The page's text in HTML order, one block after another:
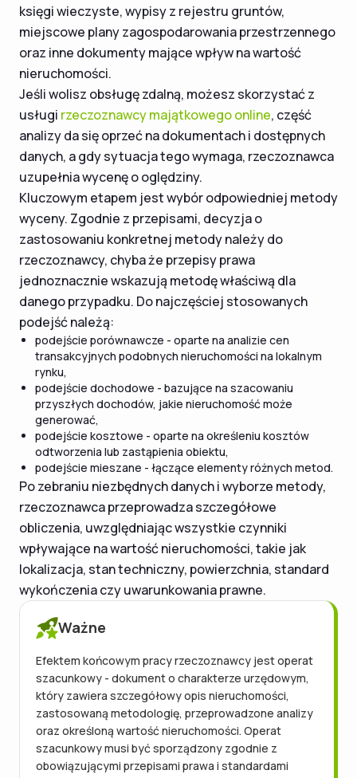
księgi wieczyste, wypisy z rejestru gruntów,
miejscowe plany zagospodarowania przestrzennego
oraz inne dokumenty mające wpływ na wartość
nieruchomości.
Jeśli wolisz obsługę zdalną, możesz skorzystać z
usługi rzeczoznawcy majątkowego online, część
analizy da się oprzeć na dokumentach i dostępnych
danych, a gdy sytuacja tego wymaga, rzeczoznawca
uzupełnia wycenę o oględziny.
Kluczowym etapem jest wybór odpowiedniej metody
wyceny. Zgodnie z przepisami, decyzja o
zastosowaniu konkretnej metody należy do
rzeczoznawcy, chyba że przepisy prawa
jednoznacznie wskazują metodę właściwą dla
danego przypadku. Do najczęściej stosowanych
podejść należą:
podejście porównawcze - oparte na analizie cen
transakcyjnych podobnych nieruchomości na lokalnym
rynku,
podejście dochodowe - bazujące na szacowaniu
przyszłych dochodów, jakie nieruchomość może
generować,
podejście kosztowe - oparte na określeniu kosztów
odtworzenia lub zastąpienia obiektu,
podejście mieszane - łączące elementy różnych metod.
Po zebraniu niezbędnych danych i wyborze metody,
rzeczoznawca przeprowadza szczegółowe
obliczenia, uwzględniając wszystkie czynniki
wpływające na wartość nieruchomości, takie jak
lokalizacja, stan techniczny, powierzchnia, standard
wykończenia czy uwarunkowania prawne.
Ważne
Efektem końcowym pracy rzeczoznawcy jest operat
szacunkowy - dokument o charakterze urzędowym,
który zawiera szczegółowy opis nieruchomości,
zastosowaną metodologię, przeprowadzone analizy
oraz określoną wartość nieruchomości. Operat
szacunkowy musi być sporządzony zgodnie z
obowiązującymi przepisami prawa i standardami